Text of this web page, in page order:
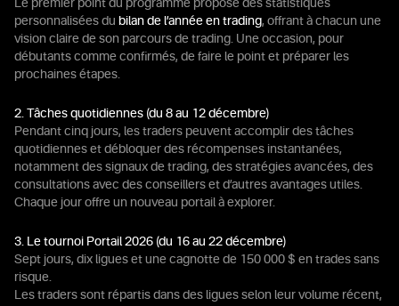
Le premier point du programme propose des statistiques
personnalisées du bilan de l’année en trading, offrant à chacun une
vision claire de son parcours de trading. Une occasion, pour
débutants comme confirmés, de faire le point et préparer les
prochaines étapes.
2. Tâches quotidiennes (du 8 au 12 décembre)
Pendant cinq jours, les traders peuvent accomplir des tâches
quotidiennes et débloquer des récompenses instantanées,
notamment des signaux de trading, des stratégies avancées, des
consultations avec des conseillers et d’autres avantages utiles.
Chaque jour offre un nouveau portail à explorer.
3. Le tournoi Portail 2026 (du 16 au 22 décembre)
Sept jours, dix ligues et une cagnotte de 150 000 $ en trades sans
risque.
Les traders sont répartis dans des ligues selon leur volume récent,